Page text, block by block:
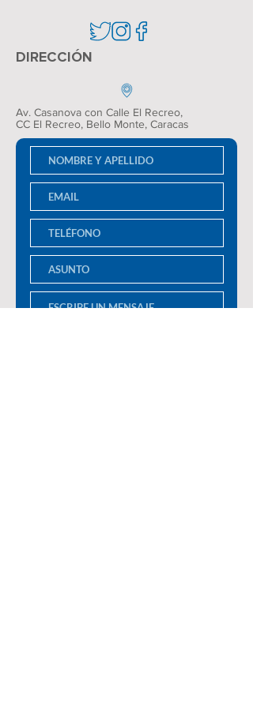
DIRECCIÓN
Av. Casanova con Calle El Recreo,
CC El Recreo, Bello Monte, Caracas